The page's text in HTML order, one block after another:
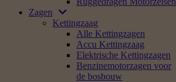
Zagen
Kettingzaag
Alle Kettingzagen
Accu Kettingzaag
Elektrische Kettingzagen
Benzinemotorzagen voor
de bosbouw